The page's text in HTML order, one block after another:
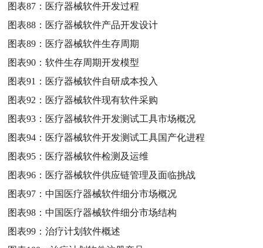
图表87： 医疗器械软件开发过程
图表88： 医疗器械软件产品开发设计
图表89： 医疗器械软件生存周期
图表90：软件生存周期开发模型
图表91： 医疗器械软件自研成本投入
图表92： 医疗器械软件现有软件采购
图表93： 医疗器械软件开发测试工具市场概况
图表94： 医疗器械软件开发测试工具国产化进程
图表95： 医疗器械软件检测及运维
图表96： 医疗器械软件供应链管理及面临挑战
图表97：中国医疗器械软件细分市场概况
图表98：中国医疗器械软件细分市场结构
图表99：治疗计划软件概述